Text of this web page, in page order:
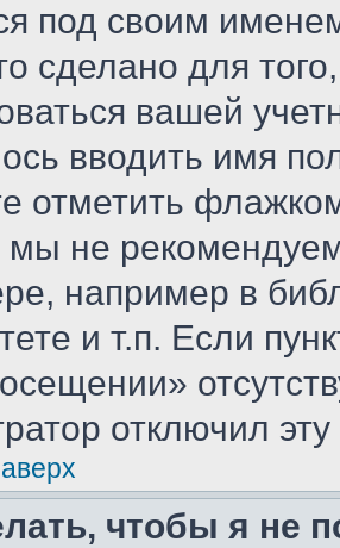
под своим
сделано для
вашей
вводить имя
отметить
мы не
например в
и т.п. Если
отключил
чтобы я не